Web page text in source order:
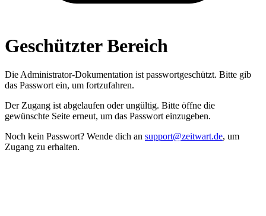
Geschützter Bereich
Die Administrator­-Dokumentation ist passwort­geschützt. Bitte gib
das Passwort ein, um fortzufahren.
Der Zugang ist abgelaufen oder ungültig. Bitte öffne die
gewünschte Seite erneut, um das Passwort einzugeben.
Noch kein Passwort? Wende dich an support@zeitwart.de, um
Zugang zu erhalten.